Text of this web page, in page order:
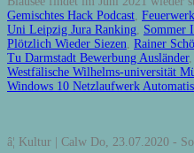
Gemischtes Hack Podcast,
Uni Leipzig Jura Ranking, Sommer
Plötzlich Wieder Siezen, Rainer
Tu Darmstadt Bewerbung Ausländer,
Westfälische Wilhelms-universität
Windows 10 Netzlaufwerk
â¦ Kultur | Calw Do, 23.07.2020 -